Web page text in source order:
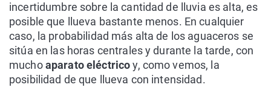
incertidumbre sobre la cantidad de lluvia es alta, es
posible que llueva bastante menos. En cualquier
caso, la probabilidad más alta de los aguaceros se
sitúa en las horas centrales y durante la tarde, con
muchoaparato eléctricoy, como vemos, la
posibilidad de que llueva con intensidad.